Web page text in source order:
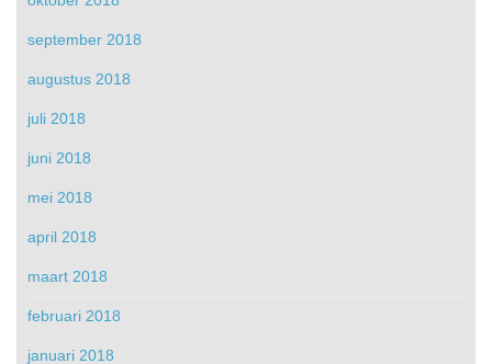
september 2018
augustus 2018
juli 2018
juni 2018
mei 2018
april 2018
maart 2018
februari 2018
januari 2018